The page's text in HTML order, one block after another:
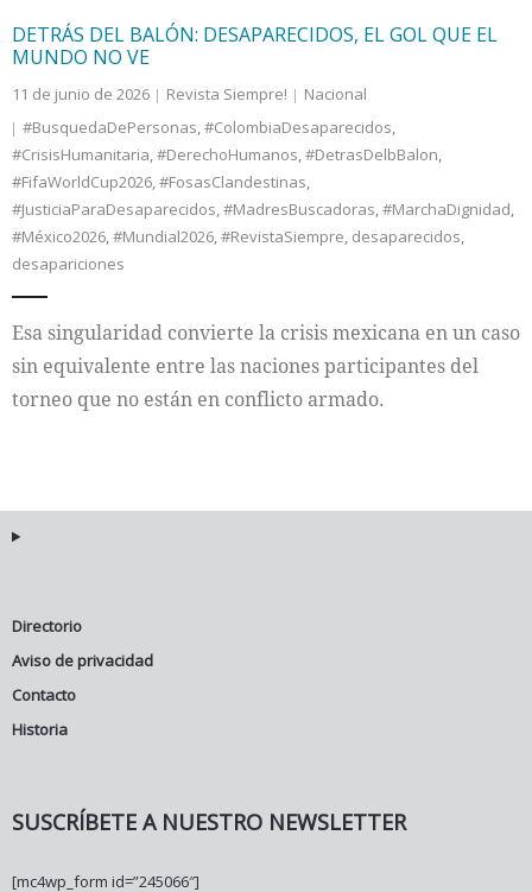
DETRÁS DEL BALÓN: DESAPARECIDOS, EL GOL QUE EL
MUNDO NO VE
11 de junio de 2026 Revista Siempre!
Nacional
#BusquedaDePersonas,#ColombiaDesaparecidos,
#CrisisHumanitaria,#DerechoHumanos,#DetrasDelbBalon,
#FifaWorldCup2026,#FosasClandestinas,
#JusticiaParaDesaparecidos,#MadresBuscadoras,#MarchaDignidad,
#México2026,#Mundial2026,#RevistaSiempre, desaparecidos,
desapariciones
Esa singularidad convierte la crisis mexicana en un caso
sin equivalente entre las naciones participantes del
torneo que no están en conflicto armado.
Directorio
Aviso de privacidad
Contacto
Historia
SUSCRÍBETE A NUESTRO NEWSLETTER
[mc4wp_form id=”245066″]